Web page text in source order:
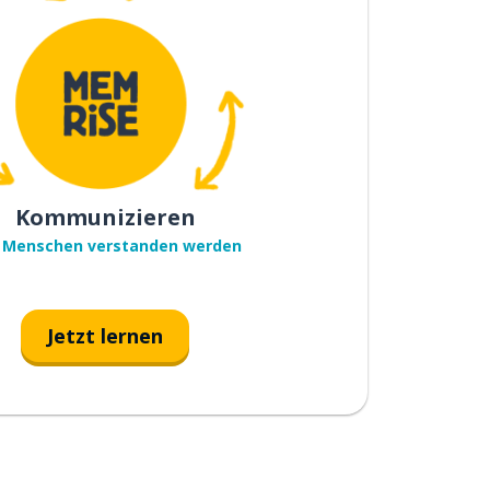
Kommunizieren
Menschen verstanden werden
Jetzt lernen